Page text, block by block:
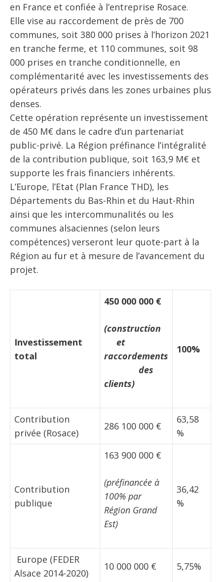
en France et confiée à l’entreprise Rosace.
Elle vise au raccordement de près de 700
communes, soit 380 000 prises à l’horizon 2021
en tranche ferme, et 110 communes, soit 98
000 prises en tranche conditionnelle, en
complémentarité avec les investissements des
opérateurs privés dans les zones urbaines plus
denses.
Cette opération représente un investissement
de 450 M€ dans le cadre d’un partenariat
public-privé. La Région préfinance l’intégralité
de la contribution publique, soit 163,9 M€ et
supporte les frais financiers inhérents.
L’Europe, l’Etat (Plan France THD), les
Départements du Bas-Rhin et du Haut-Rhin
ainsi que les intercommunalités ou les
communes alsaciennes (selon leurs
compétences) verseront leur quote-part à la
Région au fur et à mesure de l’avancement du
projet.
Investissement
total
450 000 000 €
(construction
et
raccordements
des
clients)
100%
Contribution
privée (Rosace)
286 100 000 €
63,58
%
Contribution
publique
163 900 000 €
(préfinancée à
100% par
Région Grand
Est)
36,42
%
 Europe (FEDER
Alsace 2014-2020)
10 000 000 € 5,75%